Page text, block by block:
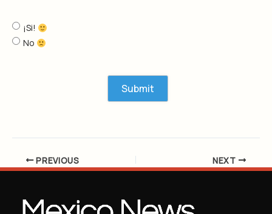
¡Si!
No
PREVIOUS NEXT